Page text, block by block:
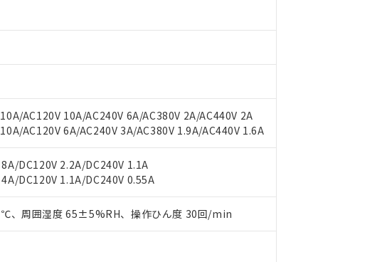
AC120V 10A/AC240V 6A/AC380V 2A/AC440V 2A
AC120V 6A/AC240V 3A/AC380V 1.9A/AC440V 1.6A
DC120V 2.2A/DC240V 1.1A
DC120V 1.1A/DC240V 0.55A
、周囲湿度 65±5%RH、操作ひん度 30回/min
び標準価格はお客様のお取引先、またはお客様担当のオムロン制御機器販売店・
談ください。
販売店や当社販売拠点は「販売ネットワーク
」をご確認ください。
準価格結果を当社の事前の承諾なく第三者に漏洩または開示しないようお願いしま
部品リスト作成サービス）をご利用いただくには、I-Webメンバーズにご登録され
イト上で当社にご登録された部品リストについて、当社および当社の共同利用者
ービスに関するお客様との取引・商談に必要な範囲で利用することをご了承くだ
よび制御機器に対する適用除外項目は除く。
などにより、予定月が前後することがあります。
ンロード
ウンロードすることができます。
有率が中国RoHSの基準値以下であることを示します。
有率が中国RoHSの基準値を超えていることを示します。
T26572)：
1000ppm、 Cd(カドミウム) : 100ppm、
PBBs(ポリ臭化ビフェニル類) : 1000ppm、 PBDEs(ポリ臭化ジフェニルエーテル類) : 1000ppm、
、 DIBP(フタル酸ジイソブチル) : 1000ppm、 BBP(フタル酸ブチルベンジル) : 1000ppm、
キシル)) : 1000ppm
質）のすべてが基準値以下であることを示します。
下において有害物質が外部に漏えいし、環境に深刻な影響を及ぼさない年数を意
製品のうち、外国為替および外国貿易法に定める商品（以下｢規制貨物等」とい
核兵器、ミサイル、化学兵器、生物兵器またはその他武器並びにこれらの製造装
たしません。
を第三者に販売する場合は、上記1、2および3の内容を当該第三者に通知します。
および販売に係わる関係者が違法に輸出するおそれがある場合は、取り引きをい
在庫あり
たないが在庫あり
の在庫状況については、お客様のお取引先、またはお客様担当のオムロン制御
当社販売員にご確認ください)
、また在庫状況の情報を公開していない機種